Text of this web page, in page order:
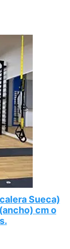
Sueca)
cm o